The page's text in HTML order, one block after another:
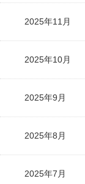
2025年11月
2025年10月
2025年9月
2025年8月
2025年7月